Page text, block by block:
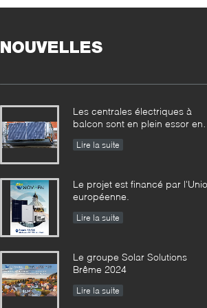
NOUVELLES
Les centrales électriques à
balcon sont en plein essor en
immatriculations au premier
Lire la suite
Le projet est financé par
européenne.
Lire la suite
Le groupe Solar Solutions
Brême 2024
Lire la suite